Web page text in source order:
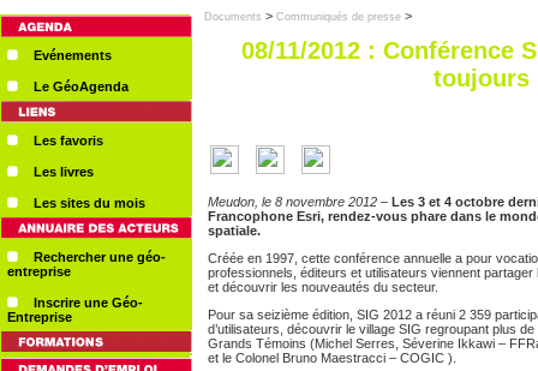
Evénements
Le GéoAgenda
Les favoris
Les livres
Les sites du mois
Rechercher une géo-
entreprise
Inscrire une Géo-
Entreprise
Documents > Communiqués de presse >
08/11/2012 : Conférence
toujours
Meudon, le 8 novembre 2012 – Les 3 et 4 octobre
Francophone Esri, rendez-vous phare dans le
spatiale.
Créée en 1997, cette conférence annuelle a pour
professionnels, éditeurs et utilisateurs viennent
et découvrir les nouveautés du secteur.
Pour sa seizième édition, SIG 2012 a réuni 2 359
d’utilisateurs, découvrir le village SIG regroupant plus
Grands Témoins (Michel Serres, Séverine Ikkawi –
et le Colonel Bruno Maestracci – COGIC ).